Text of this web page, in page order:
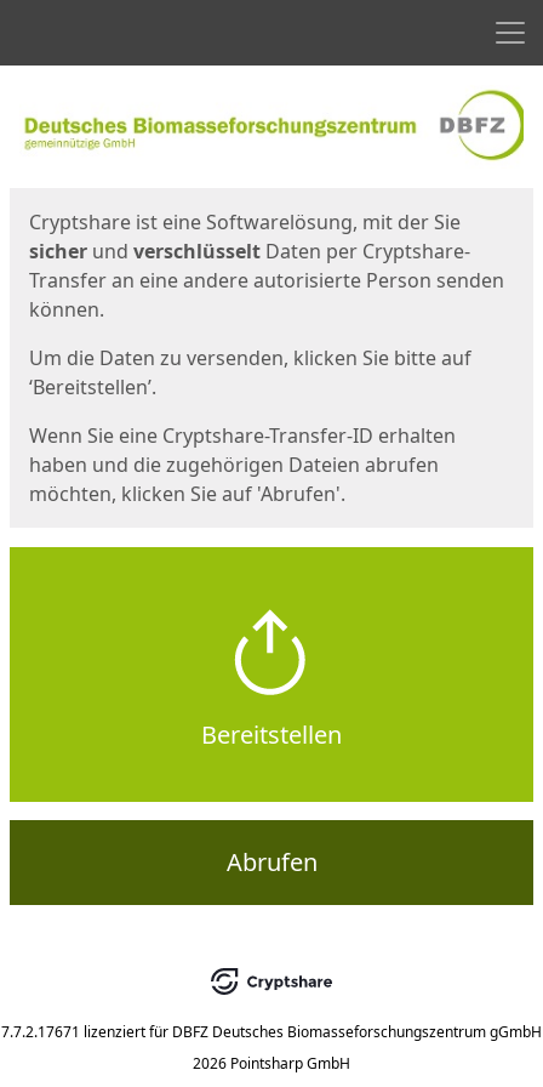
Cryptshare ist eine Softwarelösung, mit der Sie
sicher und verschlüsselt Daten per Cryptshare-
Transfer an eine andere autorisierte Person senden
können.
Um die Daten zu versenden, klicken Sie bitte auf
‘Bereitstellen’.
Wenn Sie eine Cryptshare-Transfer-ID erhalten
haben und die zugehörigen Dateien abrufen
möchten, klicken Sie auf 'Abrufen'.
Bereitstellen
Abrufen
7.7.2.17671 lizenziert für DBFZ Deutsches Biomasseforschungszentrum gGmbH
2026 Pointsharp GmbH